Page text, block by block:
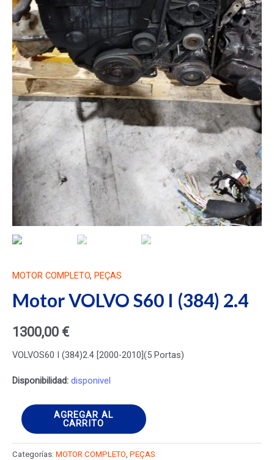
MOTOR COMPLETO, PEÇAS
Motor VOLVO S60 I (384) 2.4
1300,00 €
VOLVOS60 I (384)2.4 [2000-2010](5 Portas)
Disponibilidad: disponivel
Motor
VOLVO
S60
AGREGAR AL
CARRITO
Categorías: MOTOR COMPLETO, PEÇAS